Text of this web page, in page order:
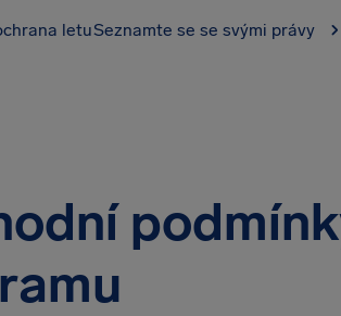
letuSeznamte se se svými právy